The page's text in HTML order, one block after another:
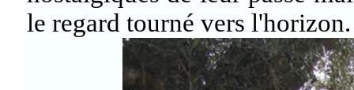
le regard tourné vers l'horizon.